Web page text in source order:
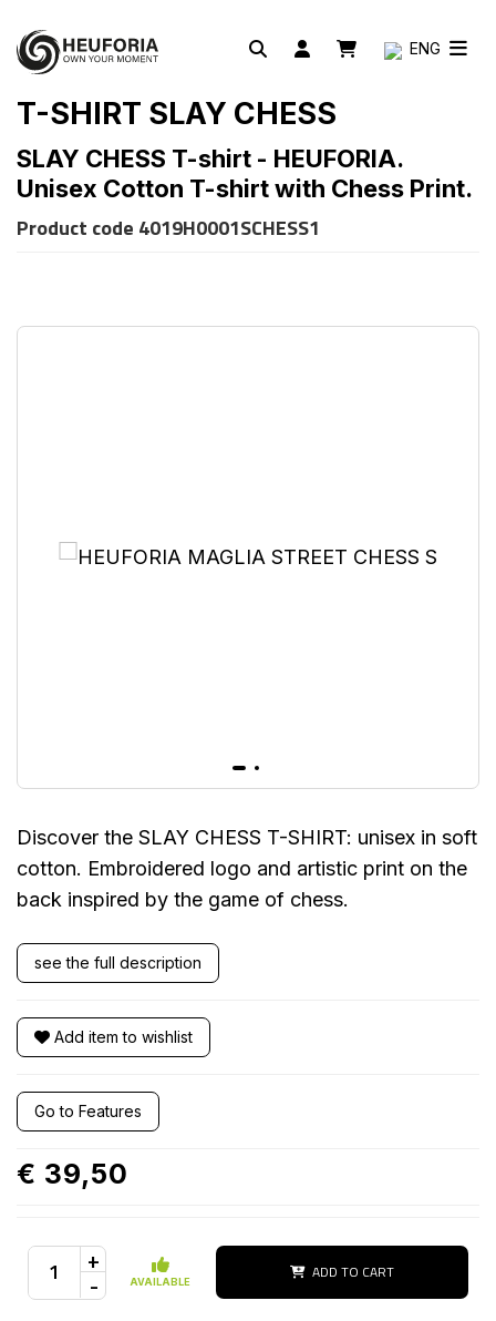
ENG
T-SHIRT SLAY CHESS
SLAY CHESS T-shirt - HEUFORIA.
Unisex Cotton T-shirt with Chess Print.
Product code 4019H0001SCHESS1
Discover the SLAY CHESS T-SHIRT: unisex in soft
cotton. Embroidered logo and artistic print on the
back inspired by the game of chess.
see the full description
Add item to wishlist
Go to Features
€ 39,50
+
- AVAILABLE ADD TO CART